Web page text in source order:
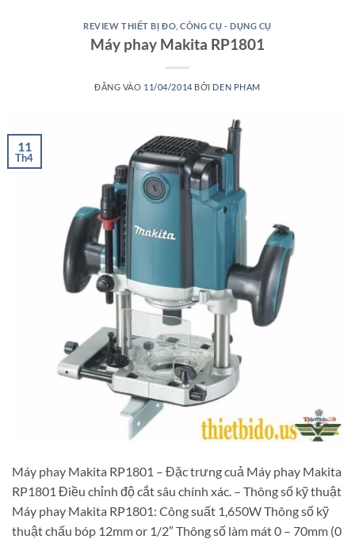
REVIEW THIẾT BỊ ĐO ,CÔNG CỤ - DỤNG CỤ
Máy phay Makita RP1801
ĐĂNG VÀO 11/04/2014 BỞI DEN PHAM
11
Th4
Máy phay Makita RP1801 – Đặc trưng cuả Máy phay Makita
RP1801 Điều chỉnh độ cắt sâu chính xác. – Thông số kỹ thuật
Máy phay Makita RP1801: Công suất 1,650W Thông số kỹ
thuật chấu bóp 12mm or 1/2″ Thông số làm mát 0 – 70mm (0